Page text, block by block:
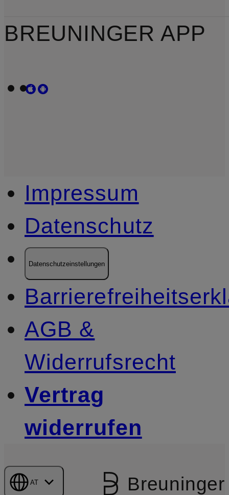
BREUNINGER APP
Impressum
Datenschutz
Datenschutzeinstellungen
AGB &
Widerrufsrecht
Vertrag
widerrufen
AT Breuninger